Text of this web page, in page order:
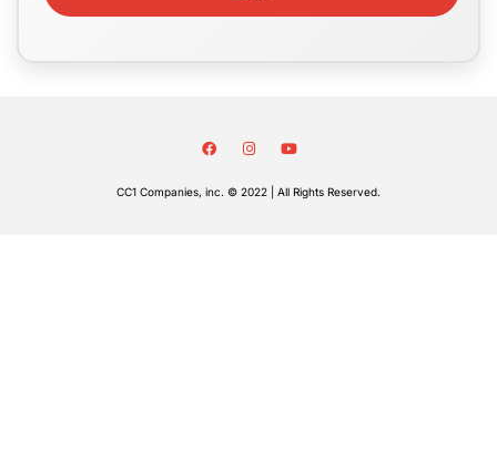
CC1 Companies, inc. © 2022 | All Rights Reserved.